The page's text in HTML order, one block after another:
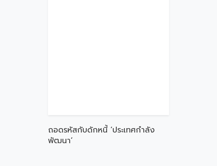
ถอดรหัสกับดักหนี้ ‘ประเทศกำลัง
พัฒนา’